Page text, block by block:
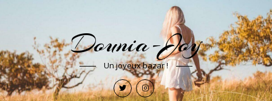
Dounia-Joy
Un joyeux bazar !